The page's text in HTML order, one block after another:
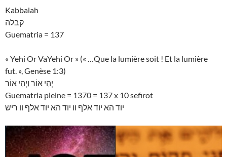
Kabbalah
קבלה
Guematria = 137
« Yehi Or VaYehi Or » (« …Que la lumière soit ! Et la lumière
fut. », Genèse 1:3)
יְהִי אוֹר וַיְהִי אוֹר
Guematria pleine = 1370 = 137 x 10 sefirot
יוד הא יוד אלף וו יוד הא יוד אלף וו ריש